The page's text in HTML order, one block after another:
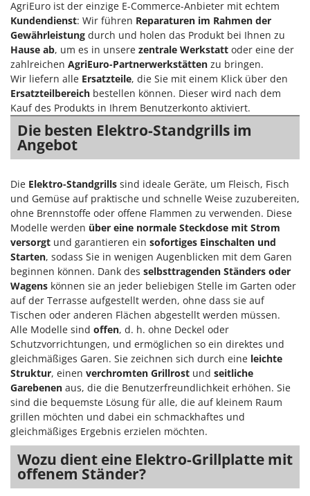
Bodenreinigungsmaschinen
Brutmaschinen Inkubatoren
Bürsten für den Außenbereich
D Dampfreiniger und Dampfbesen
E
Einachsschlepper
Elektrische Tauchpumpen
Erntenetze für Obst und Oliven
F
Feder Grubber
Feldspritzen für Pflanzenschutz
Fensterreiniger
Fleischwolf
Flockenquetschen
Furchenzieher für Traktoren
G
Gartengrills
Gartenpumpen
Gebläsespritzen für Traktoren
Gerätehäuser
Getreidemühlen
Grabenfräsen
Barbieri
Batavia
Benassi
Beper
Berkel
Bernardi
Bertolini Pumps
Besser Vacuum
Bestway
Beta tools
Bissell
Black & Decker
BlackStone
Blue Bird
Bomet
Bosch
Brumi
BullMach
C
C.EL.ME.
Calory Forni
Campagnola
Campingaz
Castelgarden
AgriEuro ist der einzige E-Commerce-Anbieter mit echtem
Kundendienst: Wir führen Reparaturen im Rahmen der
Gewährleistung durch und holen das Produkt bei Ihnen zu
Hause ab, um es in unsere zentrale Werkstatt oder eine der
zahlreichen AgriEuro-Partnerwerkstätten zu bringen.
Wir liefern alle Ersatzteile, die Sie mit einem Klick über den
Ersatzteilbereich bestellen können. Dieser wird nach dem
Kauf des Produkts in Ihrem Benutzerkonto aktiviert.
Die besten Elektro-Standgrills im
Angebot
Die Elektro-Standgrills sind ideale Geräte, um Fleisch, Fisch
und Gemüse auf praktische und schnelle Weise zuzubereiten,
ohne Brennstoffe oder offene Flammen zu verwenden. Diese
Modelle werden über eine normale Steckdose mit Strom
versorgt und garantieren ein sofortiges Einschalten und
Starten, sodass Sie in wenigen Augenblicken mit dem Garen
beginnen können. Dank des selbsttragenden Ständers oder
Wagens können sie an jeder beliebigen Stelle im Garten oder
auf der Terrasse aufgestellt werden, ohne dass sie auf
Tischen oder anderen Flächen abgestellt werden müssen.
Alle Modelle sind offen, d. h. ohne Deckel oder
Schutzvorrichtungen, und ermöglichen so ein direktes und
gleichmäßiges Garen. Sie zeichnen sich durch eine leichte
Struktur, einen verchromten Grillrost und seitliche
Garebenen aus, die die Benutzerfreundlichkeit erhöhen. Sie
sind die bequemste Lösung für alle, die auf kleinem Raum
grillen möchten und dabei ein schmackhaftes und
gleichmäßiges Ergebnis erzielen möchten.
Wozu dient eine Elektro-Grillplatte mit
offenem Ständer?